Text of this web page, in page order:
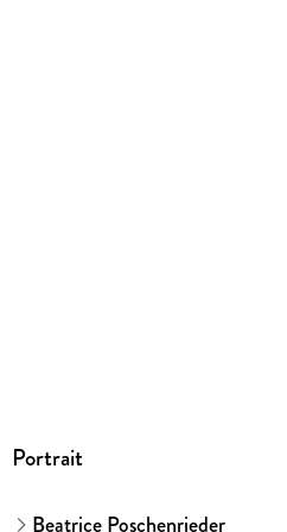
Portrait
Beatrice Poschenrieder